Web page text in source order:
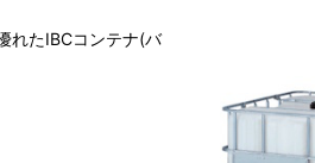
れたIBCコンテナ(バ